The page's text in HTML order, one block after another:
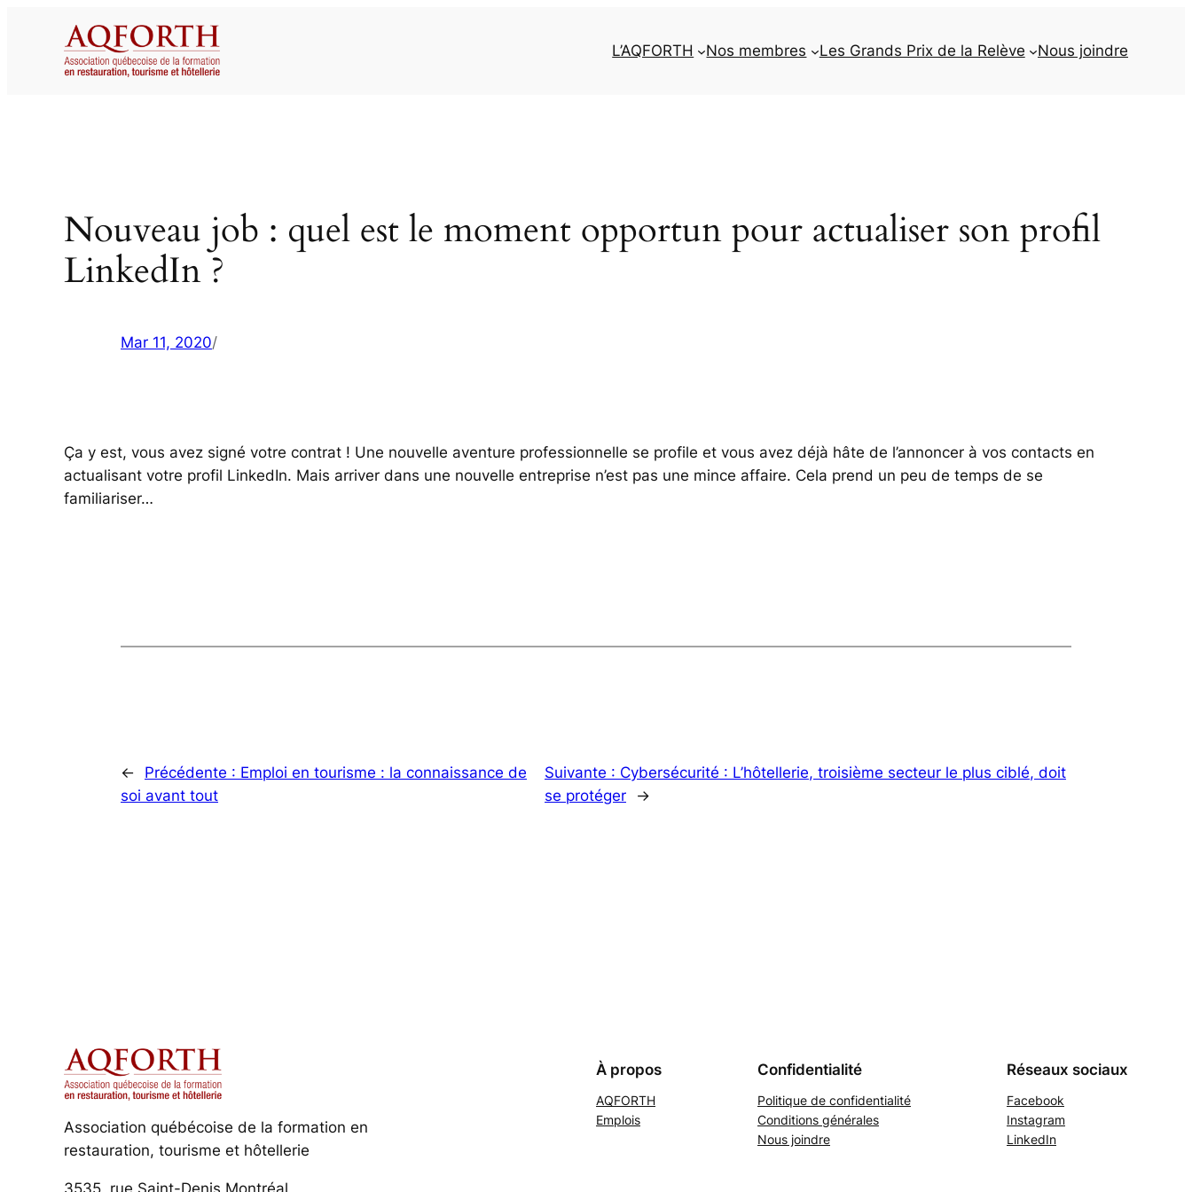
L’AQFORTH Nos membres Les Grands Prix de la Relève Nous joindre
Nouveau job : quel est le moment opportun pour actualiser son profil
LinkedIn ?
Mar 11, 2020/
Ça y est, vous avez signé votre contrat ! Une nouvelle aventure professionnelle se profile et vous avez déjà hâte de l’annoncer à vos contacts en
actualisant votre profil LinkedIn. Mais arriver dans une nouvelle entreprise n’est pas une mince affaire. Cela prend un peu de temps de se
familiariser…
← Précédente : Emploi en tourisme : la connaissance de
soi avant tout
Suivante : Cybersécurité : L’hôtellerie, troisième secteur le plus ciblé, doit
se protéger
→
Association québécoise de la formation en
restauration, tourisme et hôtellerie
3535, rue Saint-Denis Montréal
À propos
AQFORTH
Emplois
Confidentialité
Politique de confidentialité
Conditions générales
Nous joindre
Réseaux sociaux
Facebook
Instagram
LinkedIn